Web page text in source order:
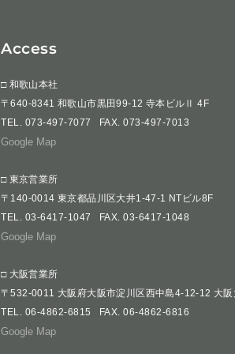
Access
□ 和歌山本社
〒640-8341 和歌山市黒田99-12 寺本ビルⅡ 4F
TEL. 073-497-7077 FAX. 073-497-7013
Google Map
□ 東京営業所
〒140-0014 東京都品川区大井1-47-1 NTビル8F
TEL. 03-6417-1047 FAX. 03-6417-1048
Google Map
□ 大阪営業所
〒532-0011 大阪府大阪市淀川区西中島4-12-12 大
TEL. 06-4862-6815 FAX. 06-4862-6816
Google Map